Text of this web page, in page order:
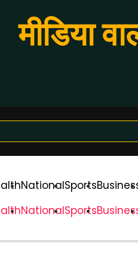
मीडिया
NationalSports
NationalSports